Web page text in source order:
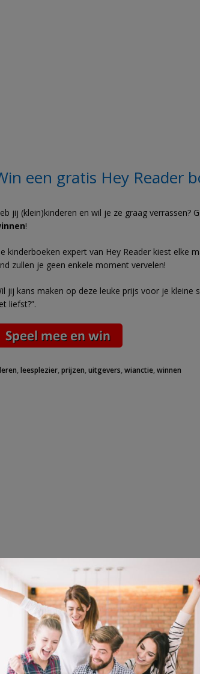
een gratis Hey Reader
jij (klein)kinderen en wil je ze graag verrassen?
!
kinderboeken expert van Hey Reader kiest elke
zullen je geen enkele moment vervelen!
jij kans maken op deze leuke prijs voor je kleine
liefst?”.
,leesplezier,prijzen,uitgevers,wianctie,winnen